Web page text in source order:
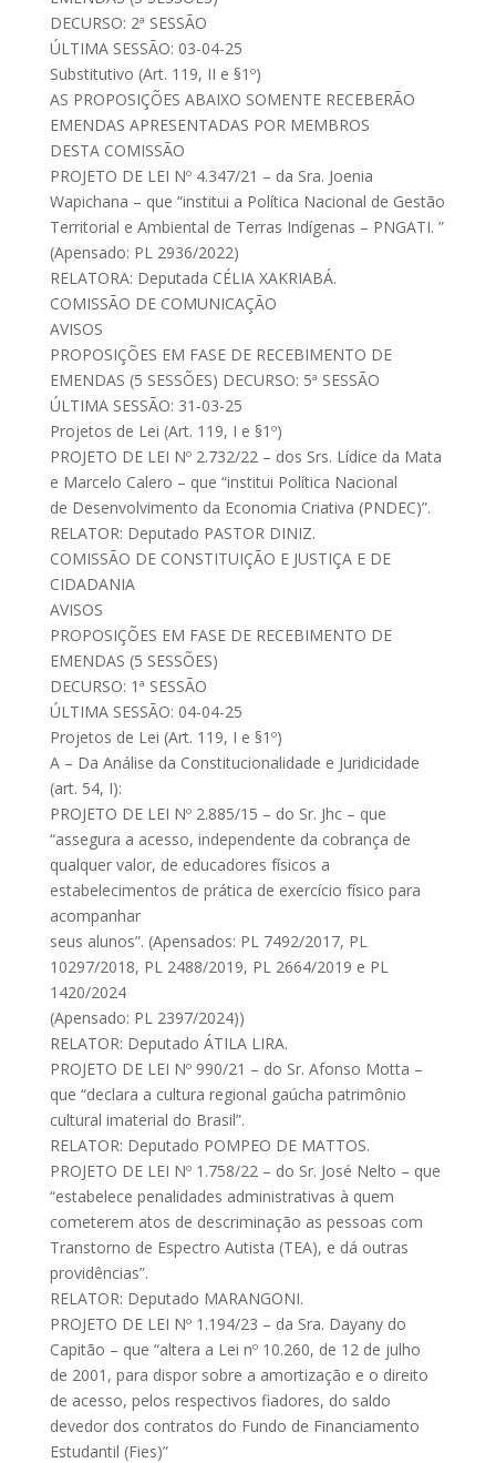
DECURSO: 2ª SESSÃO
ÚLTIMA SESSÃO: 03-04-25
Substitutivo (Art. 119, II e §1º)
AS PROPOSIÇÕES ABAIXO SOMENTE RECEBERÃO
EMENDAS APRESENTADAS POR MEMBROS
DESTA COMISSÃO
PROJETO DE LEI Nº 4.347/21 – da Sra. Joenia
Wapichana – que “institui a Política Nacional de Gestão
Territorial e Ambiental de Terras Indígenas – PNGATI. ”
(Apensado: PL 2936/2022)
RELATORA: Deputada CÉLIA XAKRIABÁ.
COMISSÃO DE COMUNICAÇÃO
AVISOS
PROPOSIÇÕES EM FASE DE RECEBIMENTO DE
EMENDAS (5 SESSÕES) DECURSO: 5ª SESSÃO
ÚLTIMA SESSÃO: 31-03-25
Projetos de Lei (Art. 119, I e §1º)
PROJETO DE LEI Nº 2.732/22 – dos Srs. Lídice da Mata
e Marcelo Calero – que “institui Política Nacional
de Desenvolvimento da Economia Criativa (PNDEC)”.
RELATOR: Deputado PASTOR DINIZ.
COMISSÃO DE CONSTITUIÇÃO E JUSTIÇA E DE
CIDADANIA
AVISOS
PROPOSIÇÕES EM FASE DE RECEBIMENTO DE
EMENDAS (5 SESSÕES)
DECURSO: 1ª SESSÃO
ÚLTIMA SESSÃO: 04-04-25
Projetos de Lei (Art. 119, I e §1º)
A – Da Análise da Constitucionalidade e Juridicidade
(art. 54, I):
PROJETO DE LEI Nº 2.885/15 – do Sr. Jhc – que
“assegura a acesso, independente da cobrança de
qualquer valor, de educadores físicos a
estabelecimentos de prática de exercício físico para
acompanhar
seus alunos”. (Apensados: PL 7492/2017, PL
10297/2018, PL 2488/2019, PL 2664/2019 e PL
1420/2024
(Apensado: PL 2397/2024))
RELATOR: Deputado ÁTILA LIRA.
PROJETO DE LEI Nº 990/21 – do Sr. Afonso Motta –
que “declara a cultura regional gaúcha patrimônio
cultural imaterial do Brasil”.
RELATOR: Deputado POMPEO DE MATTOS.
PROJETO DE LEI Nº 1.758/22 – do Sr. José Nelto – que
“estabelece penalidades administrativas à quem
cometerem atos de descriminação as pessoas com
Transtorno de Espectro Autista (TEA), e dá outras
providências”.
RELATOR: Deputado MARANGONI.
PROJETO DE LEI Nº 1.194/23 – da Sra. Dayany do
Capitão – que “altera a Lei nº 10.260, de 12 de julho
de 2001, para dispor sobre a amortização e o direito
de acesso, pelos respectivos fiadores, do saldo
devedor dos contratos do Fundo de Financiamento
Estudantil (Fies)”